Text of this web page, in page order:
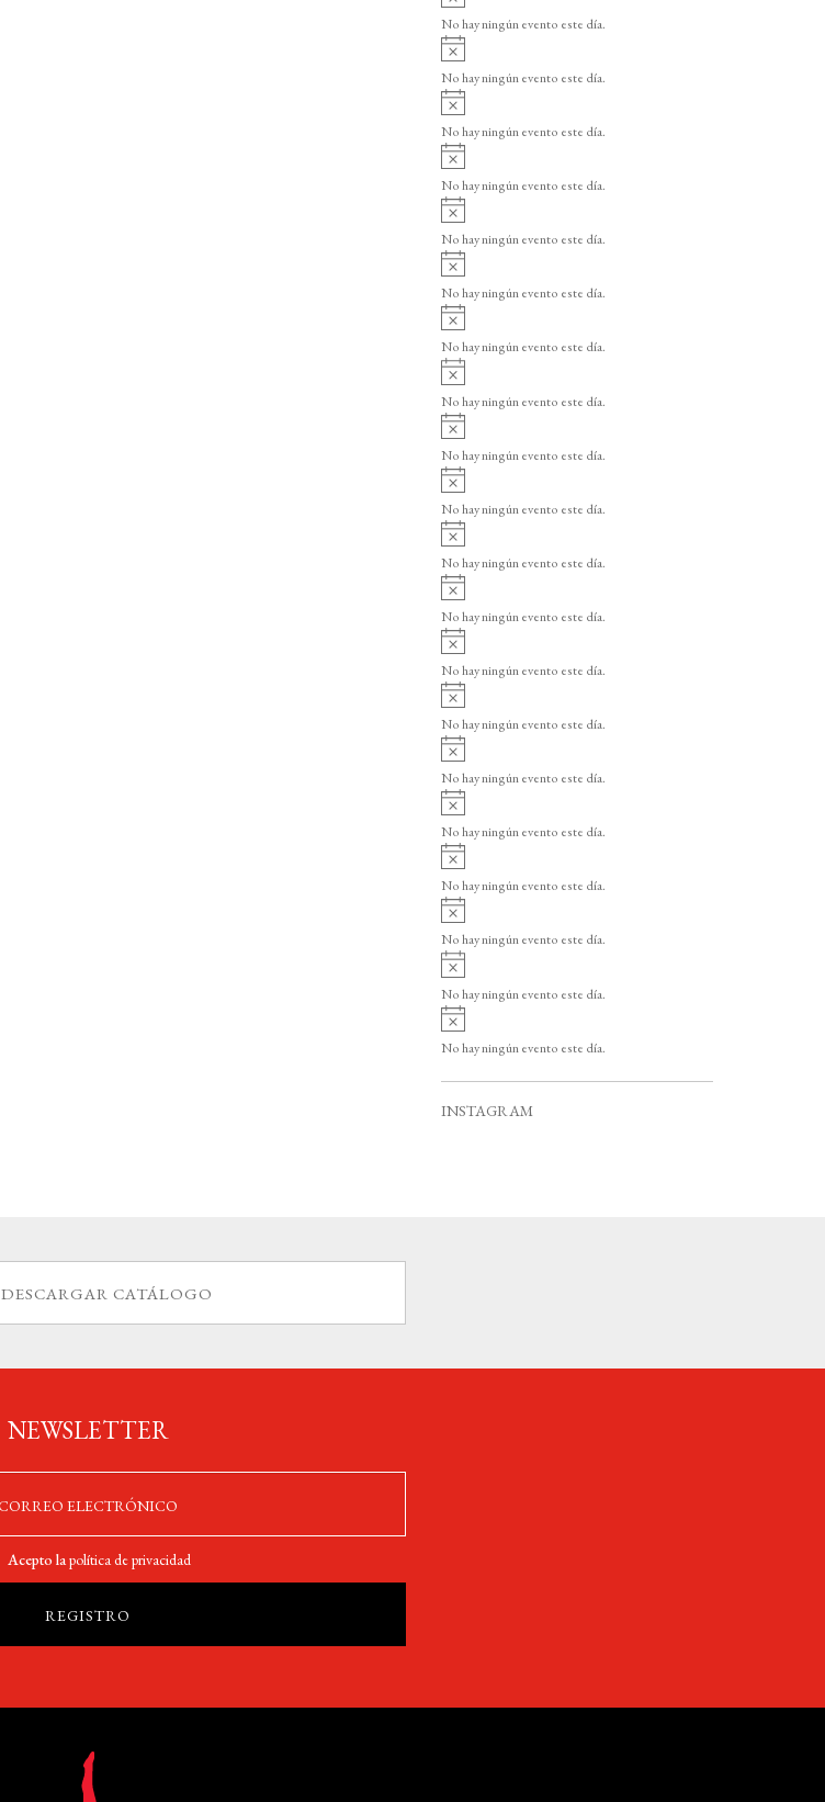
o
v
i
o
No hay ningún evento este día.
v
i
o
No hay ningún evento este día.
v
i
o
No hay ningún evento este día.
v
i
o
No hay ningún evento este día.
v
i
o
No hay ningún evento este día.
v
i
o
No hay ningún evento este día.
v
i
o
No hay ningún evento este día.
A
v
i
o
No hay ningún evento este día.
A
v
i
o
No hay ningún evento este día.
A
v
i
o
No hay ningún evento este día.
v
i
o
No hay ningún evento este día.
v
i
o
No hay ningún evento este día.
v
i
o
No hay ningún evento este día.
v
i
o
No hay ningún evento este día.
v
i
o
No hay ningún evento este día.
v
i
o
No hay ningún evento este día.
v
i
o
No hay ningún evento este día.
v
i
o
No hay ningún evento este día.
A
v
i
o
No hay ningún evento este día.
A
v
i
No hay ningún evento este día.
INSTAGRAM
DESCARGAR CATÁLOGO
NEWSLETTER
Acepto lapolítica de privacidad